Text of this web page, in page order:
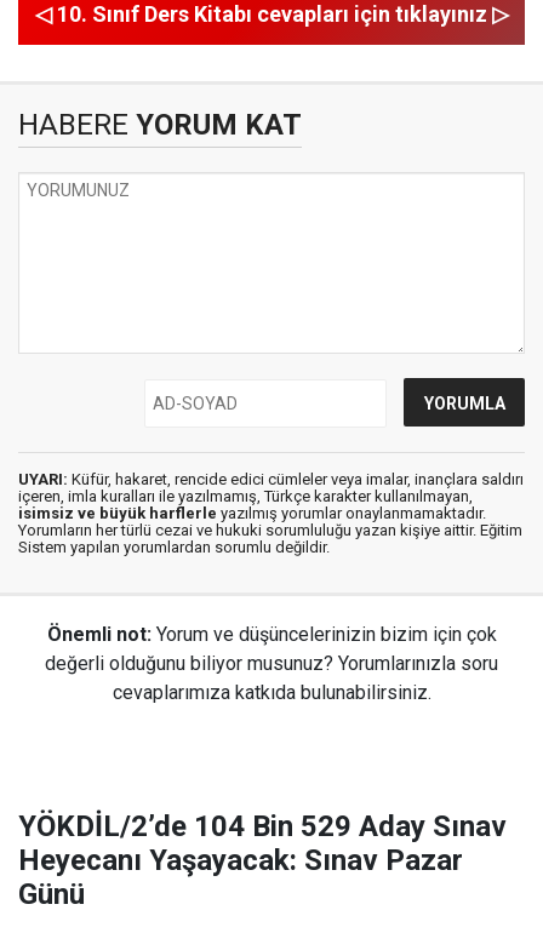
◁ 10. Sınıf Ders Kitabı cevapları için tıklayınız ▷
HABERE YORUM KAT
UYARI: Küfür, hakaret, rencide edici cümleler veya imalar, inançlara saldırı
içeren, imla kuralları ile yazılmamış, Türkçe karakter kullanılmayan,
isimsiz ve büyük harflerle yazılmış yorumlar onaylanmamaktadır.
Yorumların her türlü cezai ve hukuki sorumluluğu yazan kişiye aittir. Eğitim
Sistem yapılan yorumlardan sorumlu değildir.
Önemli not: Yorum ve düşüncelerinizin bizim için çok
değerli olduğunu biliyor musunuz? Yorumlarınızla soru
cevaplarımıza katkıda bulunabilirsiniz.
YÖKDİL/2’de 104 Bin 529 Aday Sınav
Heyecanı Yaşayacak: Sınav Pazar
Günü